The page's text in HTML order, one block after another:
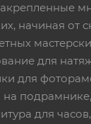
начиная
для
для
на
для